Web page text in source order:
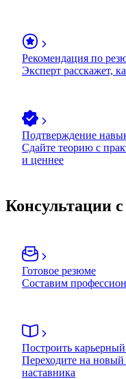
Рекомендация по
Эксперт расскажет,
Подтверждение
Сдайте теорию с
и ценнее
Консультации
Готовое резюме
Составим
Построить
Переходите на
наставника